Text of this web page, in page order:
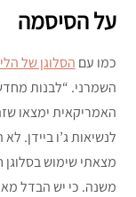
על הסיסמה
כמו עם הסלוגן של
השמרני. “לבנות
האמריקאית ימצאו
לנשיאות ג’ו ביידן.
מצאתי שימוש
משנה. כי יש הבדל